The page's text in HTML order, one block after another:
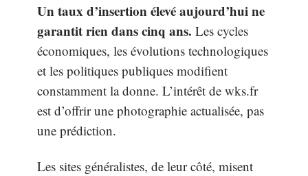
Un taux d’insertion élevé aujourd’hui ne
garantit rien dans cinq ans. Les cycles
économiques, les évolutions technologiques
et les politiques publiques modifient
constamment la donne. L’intérêt de wks.fr
est d’offrir une photographie actualisée, pas
une prédiction.
Les sites généralistes, de leur côté, misent